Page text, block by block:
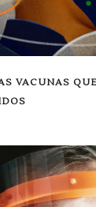
VACUNAS